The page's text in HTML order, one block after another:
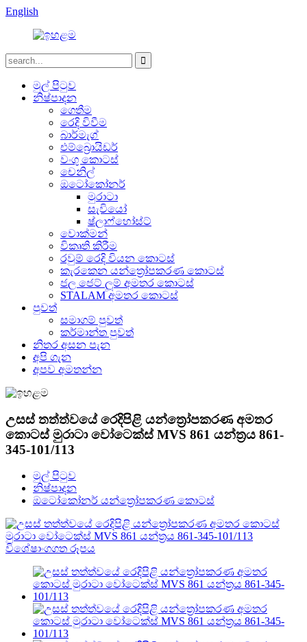
English
මුල් පිටුව
නිෂ්පාදන
ගෙතීම
රෙදි විවීම
බාර්මැග්
එම්බ්‍රොයිඩර්
වංගු කොටස්
චෙනිල්
ඔටෝකෝනර්
මුරාටා
සැවියෝ
ෂ්ලාෆ්හෝස්ට්
වොක්මන්
විකෘති කිරීම
රවුම් රෙදි වියන කොටස්
කැරකෙන යන්ත්‍රෝපකරණ කොටස්
ජල ජෙට් ලූම් අමතර කොටස්
STALAM අමතර කොටස්
පුවත්
සමාගම් පුවත්
කර්මාන්ත පුවත්
නිතර අසන පැන
අපි ගැන
අපව අමතන්න
උසස් තත්ත්වයේ රෙදිපිළි යන්ත්‍රෝපකරණ අමතර
කොටස් මුරාටා වෝටෙක්ස් MVS 861 යන්ත්‍රය 861-
345-101/113
මුල් පිටුව
නිෂ්පාදන
ඔටෝකෝනර් යන්ත්‍රෝපකරණ කොටස්